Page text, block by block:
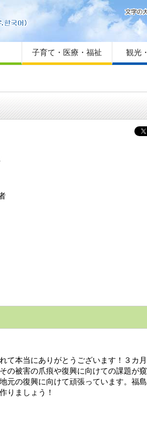
はじめての方へ
Foreign language
サイトマップ
子育て・医療・福祉 観光
本当にありがとうございます！３カ
の被害の爪痕や復興に向けての課題が
の復興に向けて頑張っています。福
りましょう！